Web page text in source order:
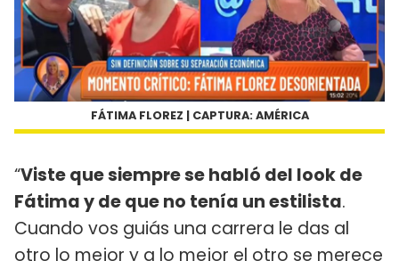
FÁTIMA FLOREZ | CAPTURA: AMÉRICA
“Viste que siempre se habló del look de
Fátima y de que no tenía un estilista.
Cuando vos guiás una carrera le das al
otro lo mejor y a lo mejor el otro se merece